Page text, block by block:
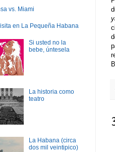
y
vs. Miami
en La Pequeña Habana
Si usted no la
bebe, úntesela
La historia como
teatro
La Habana (circa
dos mil veintipico)